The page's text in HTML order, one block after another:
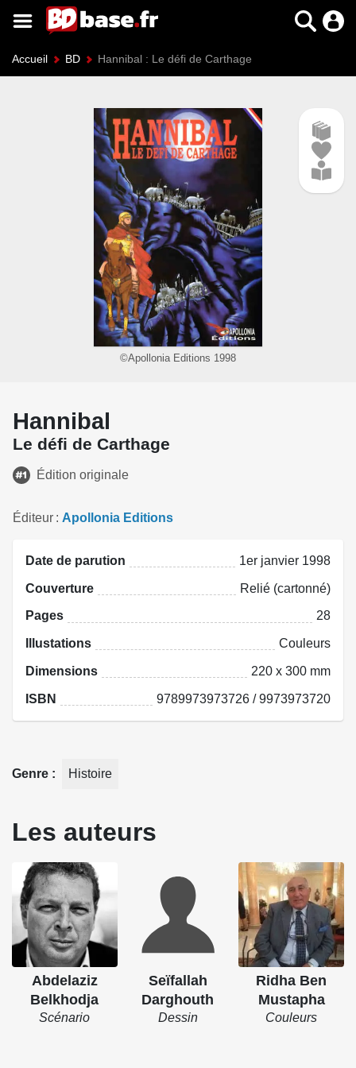
Accueil BD Hannibal : Le défi de Carthage
©Apollonia Editions 1998
Hannibal
Le défi de Carthage
Édition originale
Éditeur Apollonia Editions
Date de parution 1er janvier 1998
Couverture Relié (cartonné)
Pages 28
Illustations Couleurs
Dimensions 220 x 300 mm
ISBN 9789973973726 / 9973973720
Genre Histoire
Les auteurs
Abdelaziz
Belkhodja
Scénario
Seïfallah
Darghouth
Dessin
Ridha Ben
Mustapha
Couleurs